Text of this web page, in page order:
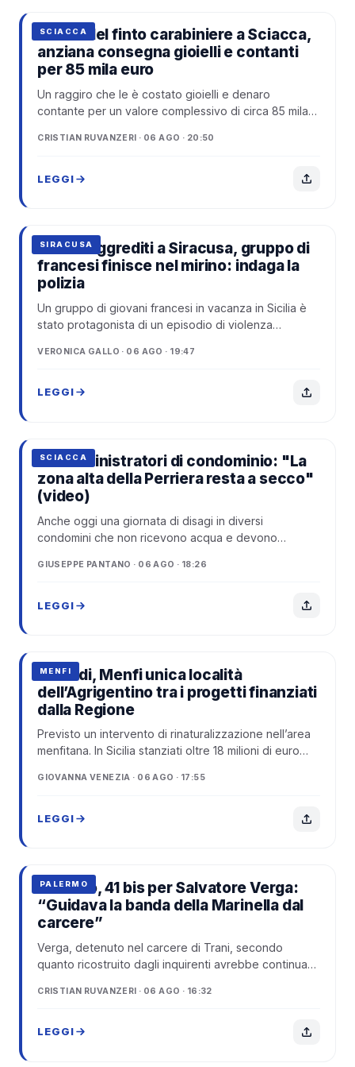
SCIACCA
Truffa del finto carabiniere a Sciacca,
anziana consegna gioielli e contanti
per 85 mila euro
Un raggiro che le è costato gioielli e denaro
contante per un valore complessivo di circa 85 mila
CRISTIAN RUVANZERI · 06 AGO · 20:50
LEGGI
SIRACUSA
Turisti aggrediti a Siracusa, gruppo di
francesi finisce nel mirino: indaga la
polizia
Un gruppo di giovani francesi in vacanza in Sicilia è
stato protagonista di un episodio di violenza
VERONICA GALLO · 06 AGO · 19:47
LEGGI
SCIACCA
Gli amministratori di condominio: "La
zona alta della Perriera resta a secco"
(video)
Anche oggi una giornata di disagi in diversi
condomini che non ricevono acqua e devono
GIUSEPPE PANTANO · 06 AGO · 18:26
LEGGI
MENFI
Incendi, Menfi unica località
dell’Agrigentino tra i progetti finanziati
dalla Regione
Previsto un intervento di rinaturalizzazione nell’area
menfitana. In Sicilia stanziati oltre 18 milioni di euro
GIOVANNA VENEZIA · 06 AGO · 17:55
LEGGI
PALERMO
Palermo, 41 bis per Salvatore Verga:
“Guidava la banda della Marinella dal
carcere”
Verga, detenuto nel carcere di Trani, secondo
quanto ricostruito dagli inquirenti avrebbe continuato
CRISTIAN RUVANZERI · 06 AGO · 16:32
LEGGI